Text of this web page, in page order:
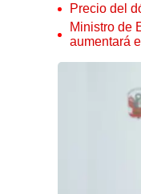
Precio del
Ministro de
aumentará